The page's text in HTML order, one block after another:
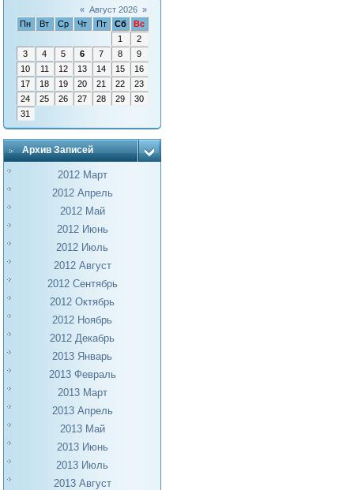
« Август 2026 »
Пн
Вт Ср Чт Пт Сб
Вс
1
2
3
4 5 6 7 8
9
10
11 12 13 14 15
16
17
18 19 20 21 22
23
24
25 26 27 28 29
30
31
Архив Записей
2012 Март
2012 Апрель
2012 Май
2012 Июнь
2012 Июль
2012 Август
2012 Сентябрь
2012 Октябрь
2012 Ноябрь
2012 Декабрь
2013 Январь
2013 Февраль
2013 Март
2013 Апрель
2013 Май
2013 Июнь
2013 Июль
2013 Август